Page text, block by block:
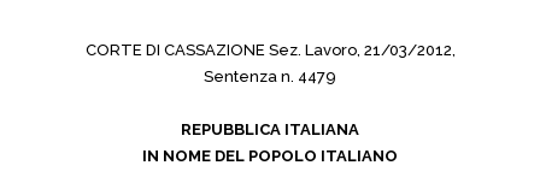
CORTE DI CASSAZIONE Sez. Lavoro, 21/03/2012,
Sentenza n. 4479
REPUBBLICA ITALIANA
IN NOME DEL POPOLO ITALIANO